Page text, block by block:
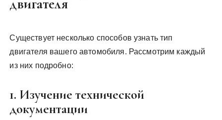
двигателя
Существует несколько способов узнать тип
двигателя вашего автомобиля. Рассмотрим каждый
из них подробно:
1. Изучение технической
документации